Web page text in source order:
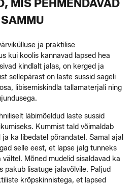
MIS PEHMENDAVAD
SAMMU
ja praktilise
kui koolis kannavad lapsed hea
kindlalt jalas, on kerged ja
sellepärast on laste sussid sageli
libisemiskindla tallamaterjali ning
läbimõeldud laste sussid
Kummist tald võimaldab
ka libedatel põrandatel. Samal ajal
selle eest, et lapse jalg tunneks
Mõned mudelid sisaldavad ka
pakub lisatuge jalavõlvile. Paljud
krõpskinnistega, et lapsed